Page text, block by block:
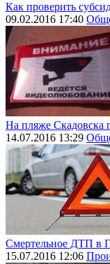
Как проверить
09.02.2016 17:40
На пляже Скадовска
14.07.2016 13:29
Смертельное ДТП в
15.07.2016 12:06